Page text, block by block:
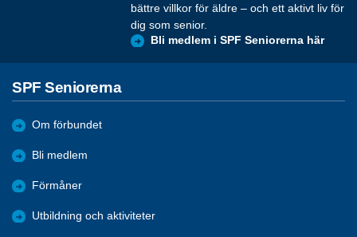
bättre villkor för äldre – och ett aktivt liv för
dig som senior.
Bli medlem i SPF Seniorerna här
SPF Seniorerna
Om förbundet
Bli medlem
Förmåner
Utbildning och aktiviteter